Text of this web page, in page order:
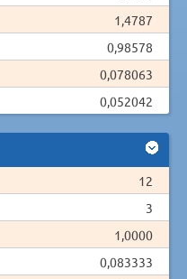
1,4787
0,98578
0,078063
0,052042
12
3
1,0000
0,083333